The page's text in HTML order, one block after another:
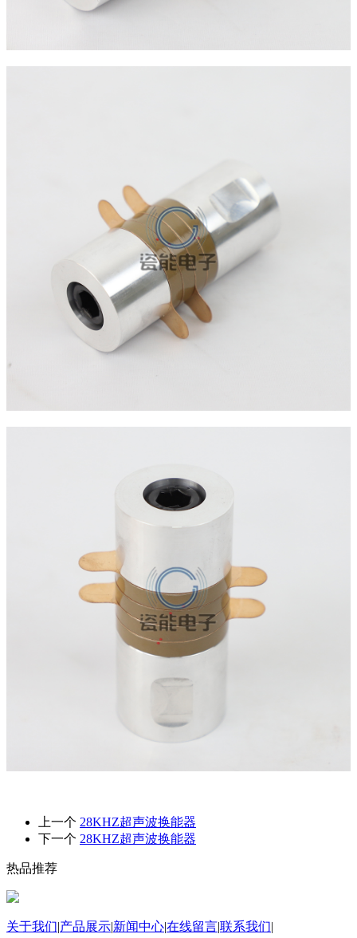
上一个 28KHZ超声波换能器
下一个 28KHZ超声波换能器
热品推荐
关于我们|产品展示|新闻中心|在线留言|联系我们|